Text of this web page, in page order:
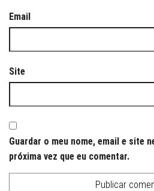
Email
Site
Guardar o meu nome, email e site
próxima vez que eu comentar.